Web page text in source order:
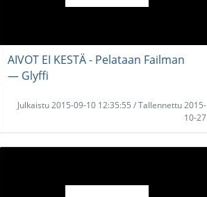
AIVOT EI KESTÄ - Pelataan Failman
― Glyffi
Julkaistu 2015-09-10 12:35:55 / Tallennettu 2015-
10-27